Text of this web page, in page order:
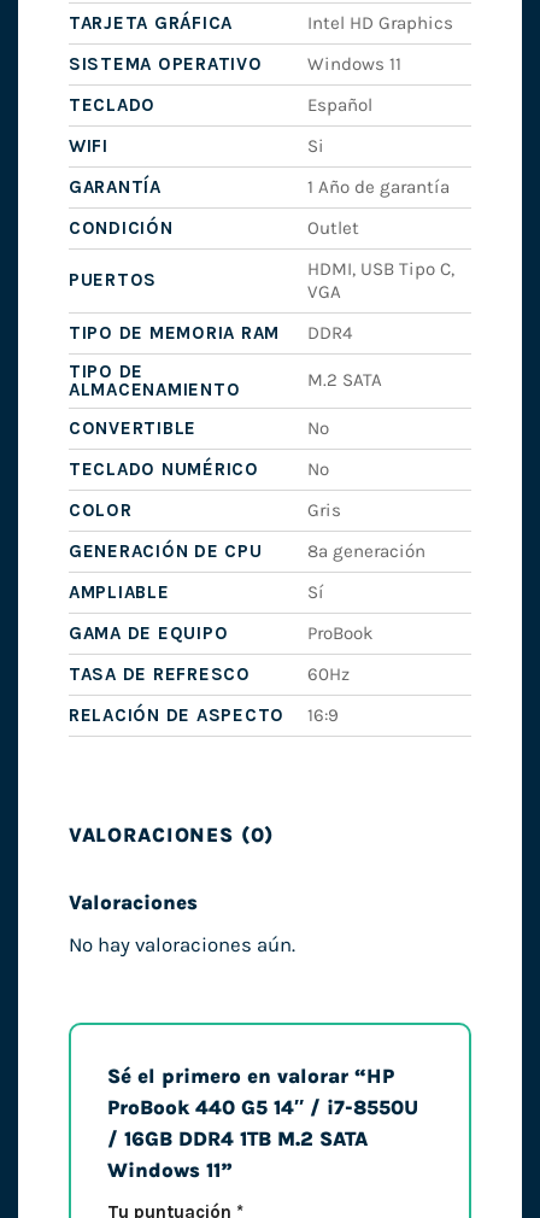
TARJETA GRÁFICA
Intel HD Graphics
SISTEMA OPERATIVO
Windows 11
TECLADO
Español
WIFI
Si
GARANTÍA
1 Año de garantía
CONDICIÓN
Outlet
PUERTOS
HDMI, USB Tipo C,
VGA
TIPO DE MEMORIA RAM
DDR4
TIPO DE
ALMACENAMIENTO
M.2 SATA
CONVERTIBLE
No
TECLADO NUMÉRICO
No
COLOR
Gris
GENERACIÓN DE CPU
8ª generación
AMPLIABLE
Sí
GAMA DE EQUIPO
ProBook
TASA DE REFRESCO
60Hz
RELACIÓN DE ASPECTO
16:9
VALORACIONES (0)
Valoraciones
No hay valoraciones aún.
Sé el primero en valorar “HP
ProBook 440 G5 14″ / i7-8550U
/ 16GB DDR4 1TB M.2 SATA
Windows 11”
Tu puntuación *